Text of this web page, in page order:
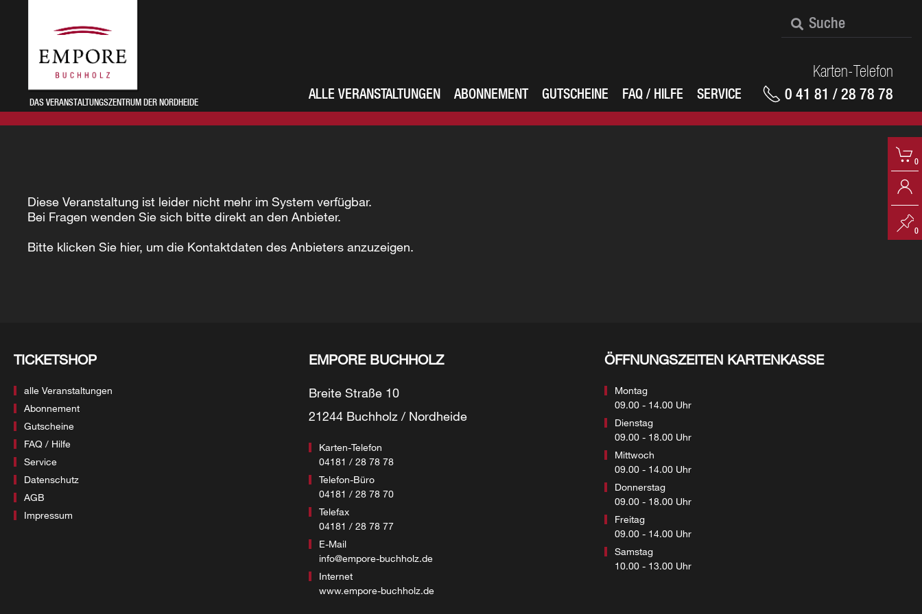
DAS VERANSTALTUNGSZENTRUM DER NORDHEIDE
Karten-Telefon
0 41 81 / 28 78 78
ALLE VERANSTALTUNGEN ABONNEMENT GUTSCHEINE FAQ / HILFE SERVICE
0
0
Diese Veranstaltung ist leider nicht mehr im System verfügbar.
Bei Fragen wenden Sie sich bitte direkt an den Anbieter.
Bitte klicken Sie hier, um die Kontaktdaten des Anbieters anzuzeigen.
TICKETSHOP
alle Veranstaltungen
Abonnement
Gutscheine
FAQ / Hilfe
Service
Datenschutz
AGB
Impressum
EMPORE BUCHHOLZ
Breite Straße 10
21244 Buchholz / Nordheide
Karten-Telefon
04181 / 28 78 78
Telefon-Büro
04181 / 28 78 70
Telefax
04181 / 28 78 77
E-Mail
info@empore-buchholz.de
Internet
www.empore-buchholz.de
ÖFFNUNGSZEITEN KARTENKASSE
Montag
09.00 - 14.00 Uhr
Dienstag
09.00 - 18.00 Uhr
Mittwoch
09.00 - 14.00 Uhr
Donnerstag
09.00 - 18.00 Uhr
Freitag
09.00 - 14.00 Uhr
Samstag
10.00 - 13.00 Uhr